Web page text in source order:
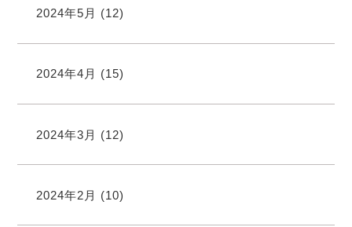
2024年5月 (12)
2024年4月 (15)
2024年3月 (12)
2024年2月 (10)